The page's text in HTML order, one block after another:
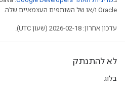
Oracle ו/או של השותפים העצמאיים שלה.
עדכון אחרון: 2026-02-18 (שעון UTC).
לא להתנתק
בלוג